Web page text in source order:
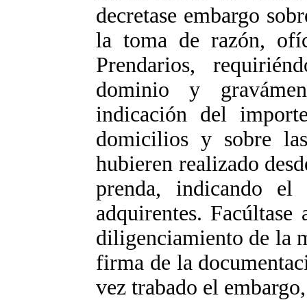
decretase embargo
la toma de razón,
Prendarios,
dominio y
indicación del
domicilios y sobre
hubieren realizado
prenda, indicando
adquirentes.
diligenciamiento de la
firma de la
vez trabado el